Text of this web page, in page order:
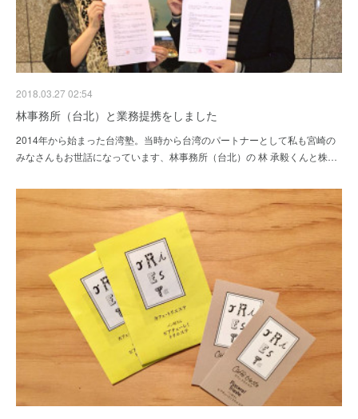
2018.03.27 02:54
林事務所（台北）と業務提携をしました
2014年から始まった台湾塾。当時から台湾のパートナーとして私も宮崎の
みなさんもお世話になっています、林事務所（台北）の 林 承毅くんと株…